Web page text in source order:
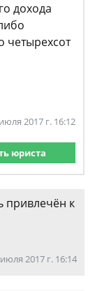
дохода
четырехсот
2017 г. 16:12
юриста
привлечён к
2017 г. 16:14